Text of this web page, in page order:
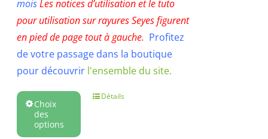
moisLes notices d’utilisation et le tuto
pour utilisation sur rayures Seyes figurent
en pied de page tout à gauche. Profitez
de votre passage dans la boutique
pour découvrir l'ensemble du site.
Choix
des
options
Détails